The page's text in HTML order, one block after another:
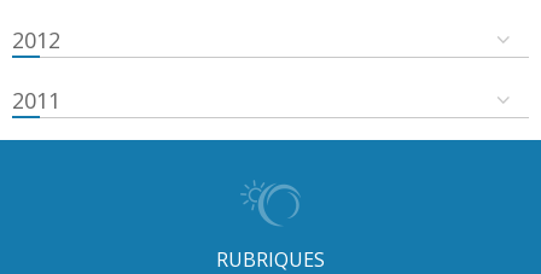
2012
2011
RUBRIQUES